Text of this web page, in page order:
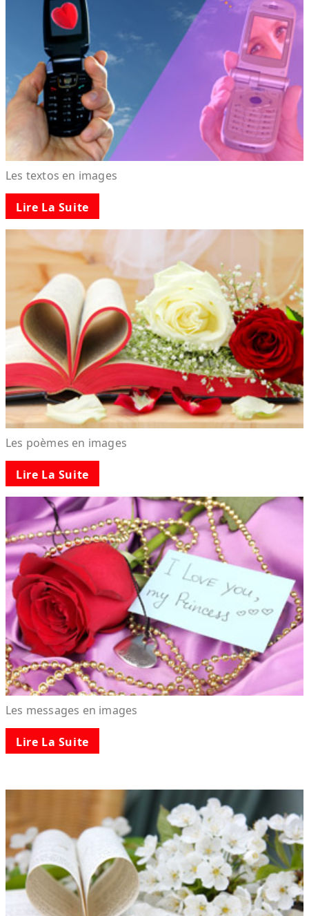
Les textos en images
Lire La Suite
Les poèmes en images
Lire La Suite
Les messages en images
Lire La Suite